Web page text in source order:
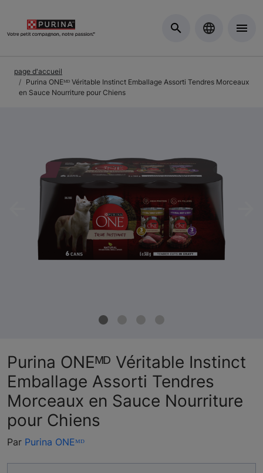
page d'accueil
Purina ONEᴹᴰ Véritable Instinct Emballage Assorti Tendres Morceaux
en Sauce Nourriture pour Chiens
Previous
Purina ONEᴹᴰ Véritable Instinct
Emballage Assorti Tendres
Morceaux en Sauce Nourriture
pour Chiens
Par Purina ONEᴹᴰ